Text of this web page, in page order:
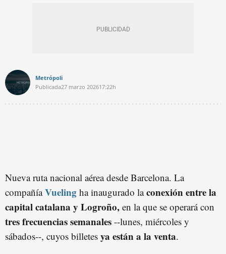
Metrópoli
Publicada27 marzo 202617:22h
Nueva ruta nacional aérea desde Barcelona. La
compañíaVueling ha inaugurado laconexión entre la
capital catalana y Logroño, en la que se operará con
tres frecuencias semanales --lunes, miércoles y
sábados--, cuyos billetes ya están a la venta.